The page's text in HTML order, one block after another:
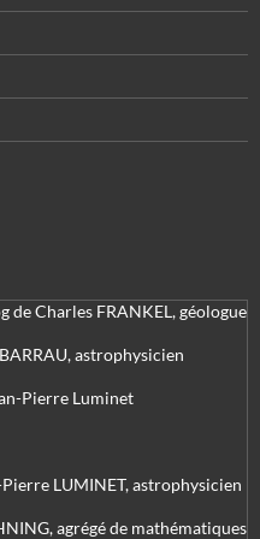
de Charles FRANKEL, géologue
astrophysicien
Pierre Luminet
Pierre LUMINET, astrophysicien
agrégé de mathématiques